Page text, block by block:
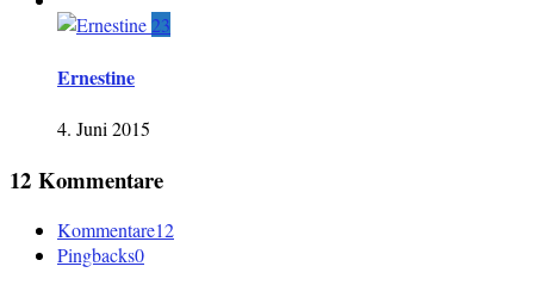
23
Ernestine
4. Juni 2015
12 Kommentare
Kommentare12
Pingbacks0